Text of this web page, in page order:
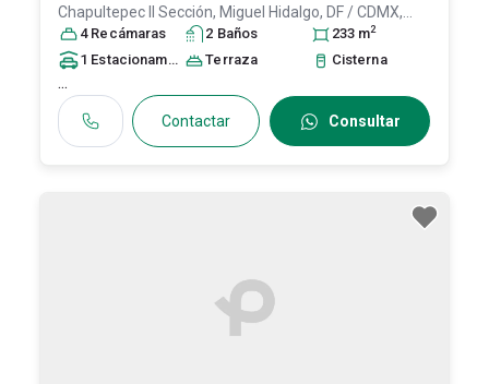
Chapultepec II Sección, Miguel Hidalgo, DF / CDMX,
México, C.P. 11850 , ID:31139407
4 Recámaras 2 Baños 233 m2
1 Estacionamiento Terraza Cisterna
...
Contactar Consultar